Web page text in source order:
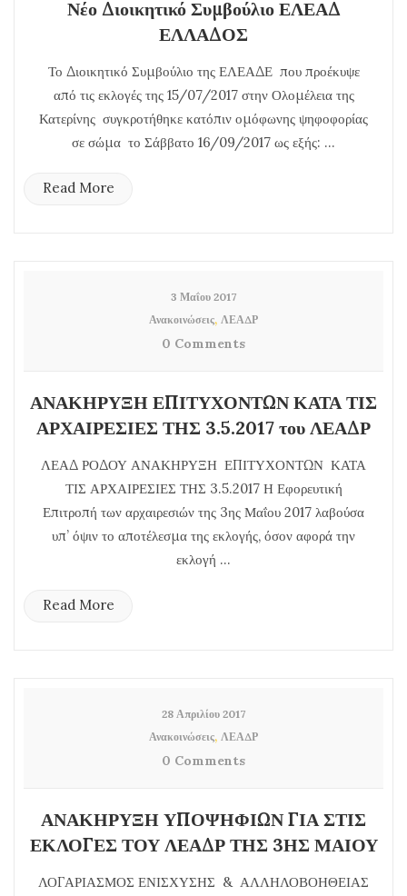
Νέο Διοικητικό Συμβούλιο ΕΛΕΑΔ
ΕΛΛΑΔΟΣ
Το Διοικητικό Συμβούλιο της ΕΛΕΑΔΕ που προέκυψε
από τις εκλογές της 15/07/2017 στην Ολομέλεια της
Κατερίνης συγκροτήθηκε κατόπιν ομόφωνης ψηφοφορίας
σε σώμα το Σάββατο 16/09/2017 ως εξής: ...
Read More
3 Μαΐου 2017
Ανακοινώσεις, ΛΕΑΔΡ
0 Comments
ΑΝΑΚΗΡΥΞΗ ΕΠΙΤΥΧΟΝΤΩΝ ΚΑΤΑ ΤΙΣ
ΑΡΧΑΙΡΕΣΙΕΣ ΤΗΣ 3.5.2017 του ΛΕΑΔΡ
ΛΕΑΔ ΡΟΔΟΥ ΑΝΑΚΗΡΥΞΗ ΕΠΙΤΥΧΟΝΤΩΝ ΚΑΤΑ
ΤΙΣ ΑΡΧΑΙΡΕΣΙΕΣ ΤΗΣ 3.5.2017 Η Εφορευτική
Επιτροπή των αρχαιρεσιών της 3ης Μαΐου 2017 λαβούσα
υπ’ όψιν το αποτέλεσμα της εκλογής, όσον αφορά την
εκλογή ...
Read More
28 Απριλίου 2017
Ανακοινώσεις, ΛΕΑΔΡ
0 Comments
ΑΝΑΚΗΡΥΞΗ ΥΠΟΨΗΦΙΩΝ ΓΙΑ ΣΤΙΣ
ΕΚΛΟΓΕΣ ΤΟΥ ΛΕΑΔΡ ΤΗΣ 3ΗΣ ΜΑΙΟΥ
ΛΟΓΑΡΙΑΣΜΟΣ ΕΝΙΣΧΥΣΗΣ & ΑΛΛΗΛΟΒΟΗΘΕΙΑΣ